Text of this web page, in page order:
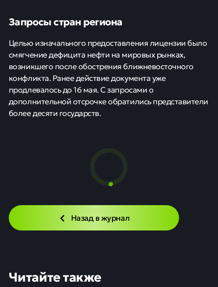
Запросы стран региона
Целью изначального предоставления лицензии было
смягчение дефицита нефти на мировых рынках,
возникшего после обострения ближневосточного
конфликта. Ранее действие документа уже
продлевалось до 16 мая. С запросами о
дополнительной отсрочке обратились представители
более десяти государств.
Новости 0 8
Министерство финансов США объявило о выдаче
новой 30-дневной лицензии на операции с